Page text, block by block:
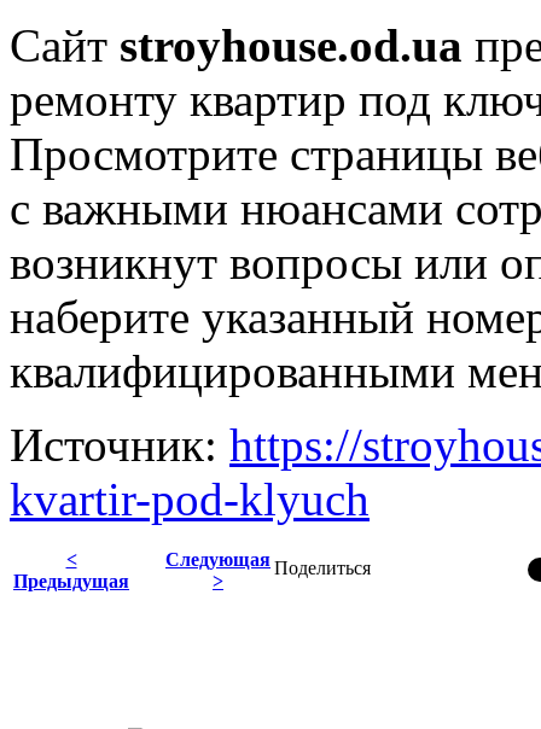
Сайт stroyhouse.od.ua
ремонту квартир под
Просмотрите страницы
с важными нюансами
возникнут вопросы или
наберите указанный
квалифицированными
Источник: https://
kvartir-pod-klyuch
Поделиться
<
Предыдущая
Следующая
>